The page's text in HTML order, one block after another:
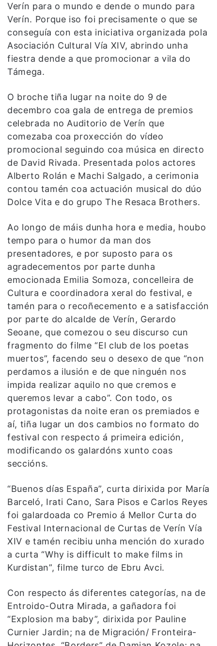
Verín para o mundo e dende o mundo para
Verín. Porque iso foi precisamente o que se
conseguía con esta iniciativa organizada pola
Asociación Cultural Vía XIV, abrindo unha
fiestra dende a que promocionar a vila do
Támega.
O broche tiña lugar na noite do 9 de
decembro coa gala de entrega de premios
celebrada no Auditorio de Verín que
comezaba coa proxección do vídeo
promocional seguindo coa música en directo
de David Rivada. Presentada polos actores
Alberto Rolán e Machi Salgado, a cerimonia
contou tamén coa actuación musical do dúo
Dolce Vita e do grupo The Resaca Brothers.
Ao longo de máis dunha hora e media, houbo
tempo para o humor da man dos
presentadores, e por suposto para os
agradecementos por parte dunha
emocionada Emilia Somoza, concelleira de
Cultura e coordinadora xeral do festival, e
tamén para o recoñecemento e a satisfacción
por parte do alcalde de Verín, Gerardo
Seoane, que comezou o seu discurso cun
fragmento do filme “El club de los poetas
muertos”, facendo seu o desexo de que “non
perdamos a ilusión e de que ninguén nos
impida realizar aquilo no que cremos e
queremos levar a cabo”. Con todo, os
protagonistas da noite eran os premiados e
aí, tiña lugar un dos cambios no formato do
festival con respecto á primeira edición,
modificando os galardóns xunto coas
seccións.
“Buenos días España”, curta dirixida por María
Barceló, Irati Cano, Sara Pisos e Carlos Reyes
foi galardoada co Premio á Mellor Curta do
Festival Internacional de Curtas de Verín Vía
XIV e tamén recibiu unha mención do xurado
a curta “Why is difficult to make films in
Kurdistan”, filme turco de Ebru Avci.
Con respecto ás diferentes categorías, na de
Entroido-Outra Mirada, a gañadora foi
“Explosion ma baby”, dirixida por Pauline
Curnier Jardin; na de Migración/ Fronteira-